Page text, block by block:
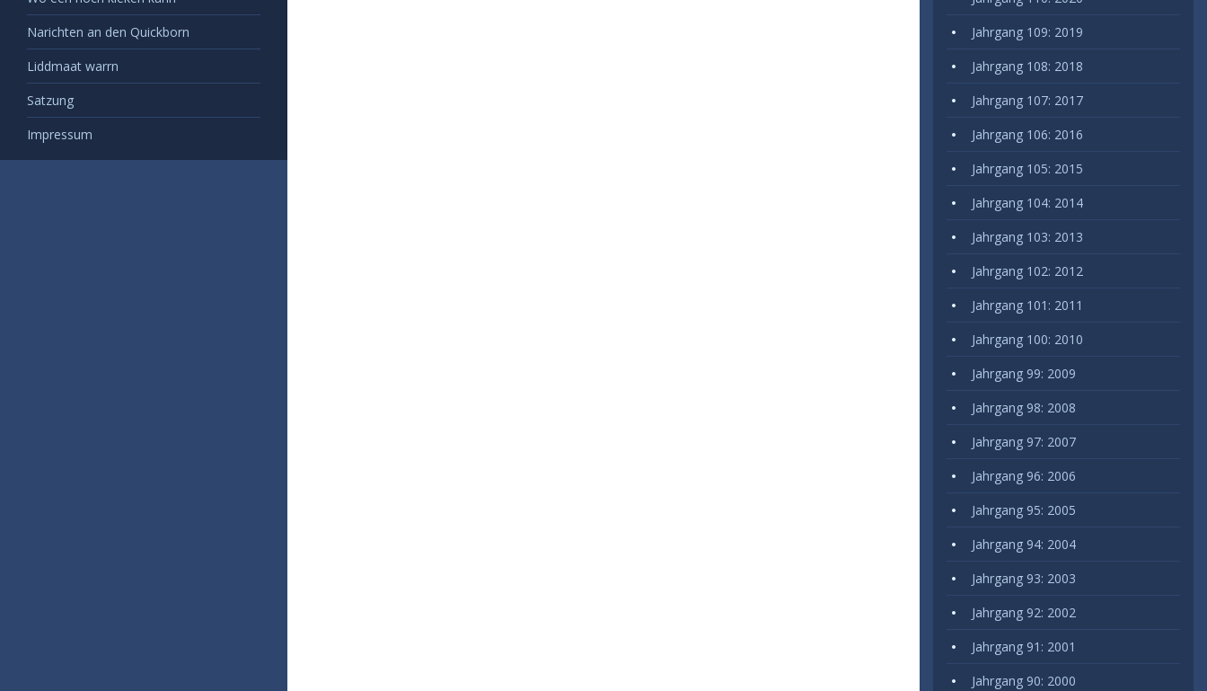
Narichten an den Quickborn
Liddmaat warrn
Satzung
Impressum
Jahrgang 109: 2019
Jahrgang 108: 2018
Jahrgang 107: 2017
Jahrgang 106: 2016
Jahrgang 105: 2015
Jahrgang 104: 2014
Jahrgang 103: 2013
Jahrgang 102: 2012
Jahrgang 101: 2011
Jahrgang 100: 2010
Jahrgang 99: 2009
Jahrgang 98: 2008
Jahrgang 97: 2007
Jahrgang 96: 2006
Jahrgang 95: 2005
Jahrgang 94: 2004
Jahrgang 93: 2003
Jahrgang 92: 2002
Jahrgang 91: 2001
Jahrgang 90: 2000